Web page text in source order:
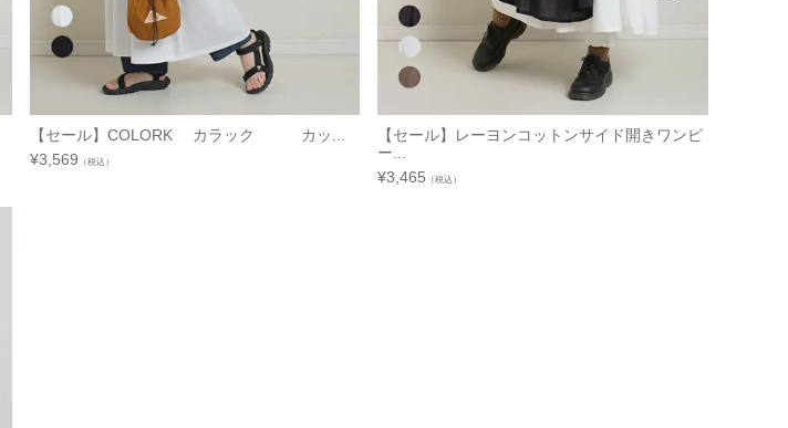
【セール】COLORK カラック カッ...
¥3,569 （税込）
【セール】レーヨンコットンサイド開きワンピ
ー...
¥3,465 （税込）